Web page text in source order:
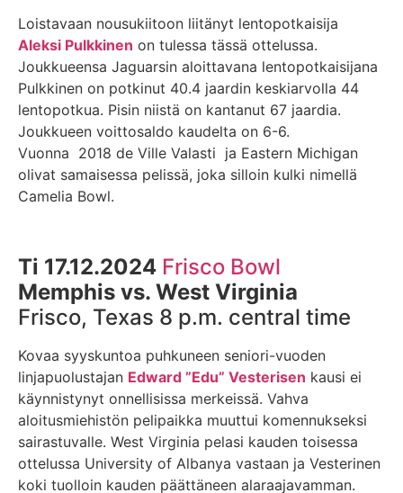
Loistavaan nousukiitoon liitänyt lentopotkaisija
Aleksi Pulkkinen on tulessa tässä ottelussa.
Joukkueensa Jaguarsin aloittavana lentopotkaisijana
Pulkkinen on potkinut 40.4 jaardin keskiarvolla 44
lentopotkua. Pisin niistä on kantanut 67 jaardia.
Joukkueen voittosaldo kaudelta on 6-6.
Vuonna 2018 de Ville Valasti ja Eastern Michigan
olivat samaisessa pelissä, joka silloin kulki nimellä
Camelia Bowl.
Ti 17.12.2024 Frisco Bowl
Memphis vs. West Virginia
Frisco, Texas 8 p.m. central time
Kovaa syyskuntoa puhkuneen seniori-vuoden
linjapuolustajan Edward ”Edu” Vesterisen kausi ei
käynnistynyt onnellisissa merkeissä. Vahva
aloitusmiehistön pelipaikka muuttui komennukseksi
sairastuvalle. West Virginia pelasi kauden toisessa
ottelussa University of Albanya vastaan ja Vesterinen
koki tuolloin kauden päättäneen alaraajavamman.